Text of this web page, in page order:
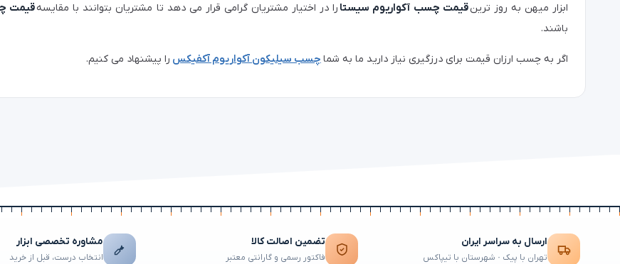
ابزار میهن به روز ترینقیمت چسب آکواریوم سیستا را در اختیار مشتریان گرامی قرار می دهد تا مشتریان بتوانند با مقایسهقیمت
باشند.
اگر به چسب ارزان قیمت برای درزگیری نیاز دارید ما به شماچسب سیلیکون آکواریوم آکفیکس را پیشنهاد می کنیم.
ارسال به سراسر ایران
تهران با پیک · شهرستان با تیپاکس
تضمین اصالت کالا
فاکتور رسمی و گارانتی معتبر
مشاوره تخصصی ابزار
انتخاب درست، قبل از خرید